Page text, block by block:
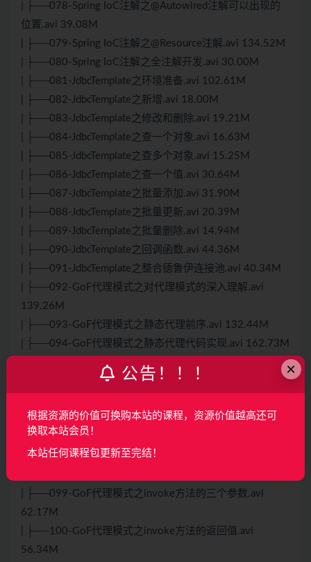
| ├──078-Spring IoC注解之@Autowired注解可以出现的
位置.avi 39.08M
| ├──079-Spring IoC注解之@Resource注解.avi 134.52M
| ├──080-Spring IoC注解之全注解开发.avi 30.00M
| ├──081-JdbcTemplate之环境准备.avi 102.61M
| ├──082-JdbcTemplate之新增.avi 18.00M
| ├──083-JdbcTemplate之修改和删除.avi 19.21M
| ├──084-JdbcTemplate之查一个对象.avi 16.63M
| ├──085-JdbcTemplate之查多个对象.avi 15.25M
| ├──086-JdbcTemplate之查一个值.avi 30.64M
| ├──087-JdbcTemplate之批量添加.avi 31.90M
| ├──088-JdbcTemplate之批量更新.avi 20.39M
| ├──089-JdbcTemplate之批量删除.avi 14.94M
| ├──090-JdbcTemplate之回调函数.avi 44.36M
| ├──091-JdbcTemplate之整合德鲁伊连接池.avi 40.34M
| ├──092-GoF代理模式之对代理模式的深入理解.avi
139.26M
| ├──093-GoF代理模式之静态代理前序.avi 132.44M
| ├──094-GoF代理模式之静态代理代码实现.avi 162.73M
| ├──095-GoF代理模式之动态代理概述.avi 54.12M
| ├──096-GoF代理模式之JDK动态代理的两个参数.avi
| ├──097-GoF代理模式之JDK动态代理的调用处理器.avi
45.67M
| ├──098-GoF代理模式之JDK动态代理invoke方法.avi
| ├──099-GoF代理模式之invoke方法的三个参数.avi
62.17M
| ├──100-GoF代理模式之invoke方法的返回值.avi
56.34M
×
公告！！！
根据资源的价值可换购本站的课程，资源价值越高还可
换取本站会员！
本站任何课程包更新至完结！